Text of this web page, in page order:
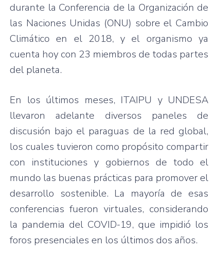
durante la Conferencia de la Organización de
las Naciones Unidas (ONU) sobre el Cambio
Climático en el 2018, y el organismo ya
cuenta hoy con 23 miembros de todas partes
del planeta.
En los últimos meses, ITAIPU y UNDESA
llevaron adelante diversos paneles de
discusión bajo el paraguas de la red global,
los cuales tuvieron como propósito compartir
con instituciones y gobiernos de todo el
mundo las buenas prácticas para promover el
desarrollo sostenible. La mayoría de esas
conferencias fueron virtuales, considerando
la pandemia del COVID-19, que impidió los
foros presenciales en los últimos dos años.